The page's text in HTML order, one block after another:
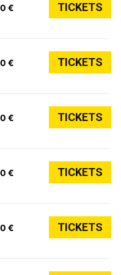
€ TICKETS
€ TICKETS
€ TICKETS
€ TICKETS
€ TICKETS